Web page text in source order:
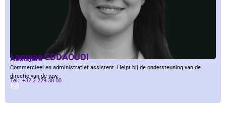
Lamyae EDDAOUDI
Assistent
Commercieel en administratief assistent. Helpt bij de ondersteuning van de
directie van de vzw.
Tel.: +32 2 229 38 00